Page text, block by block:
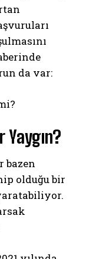
da var:
Yaygın?
bazen
olduğu bir